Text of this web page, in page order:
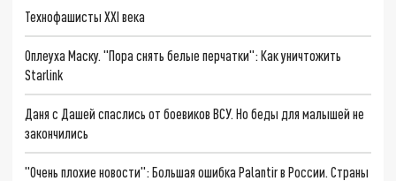
Технофашисты XXI века
Оплеуха Маску. "Пора снять белые перчатки": Как уничтожить
Starlink
Даня с Дашей спаслись от боевиков ВСУ. Но беды для малышей не
закончились
"Очень плохие новости": Большая ошибка Palantir в России. Страны